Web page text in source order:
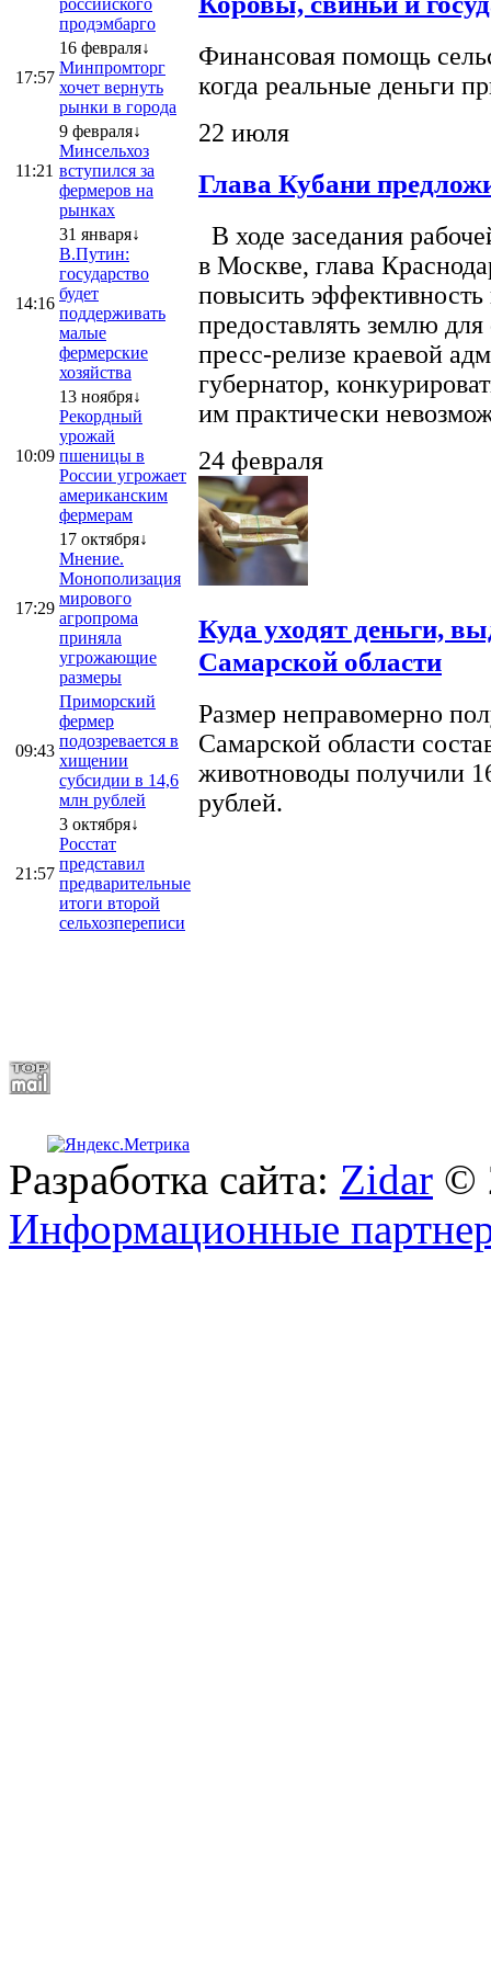
продэмбарго
17:57
16 февраля↓
Минпромторг
хочет вернуть
рынки в города
11:21
9 февраля↓
Минсельхоз
вступился за
фермеров на
рынках
14:16
31 января↓
В.Путин:
государство
будет
поддерживать
малые
фермерские
хозяйства
10:09
13 ноября↓
Рекордный
урожай
пшеницы в
России угрожает
американским
фермерам
17:29
17 октября↓
Мнение.
Монополизация
мирового
агропрома
приняла
угрожающие
размеры
09:43
Приморский
фермер
подозревается в
хищении
субсидии в 14,6
млн рублей
21:57
3 октября↓
Росстат
представил
предварительные
итоги второй
сельхозпереписи
Финансовая помощь
когда реальные деньги
22 июля
Глава Кубани
В ходе заседания
в Москве, глава
повысить эффективность
предоставлять землю
пресс-релизе краевой
губернатор,
им практически
24 февраля
Куда уходят деньги,
Самарской области
Размер неправомерно
Самарской области
животноводы получили
рублей.
Разработка сайта: Zidar ©
Информационные